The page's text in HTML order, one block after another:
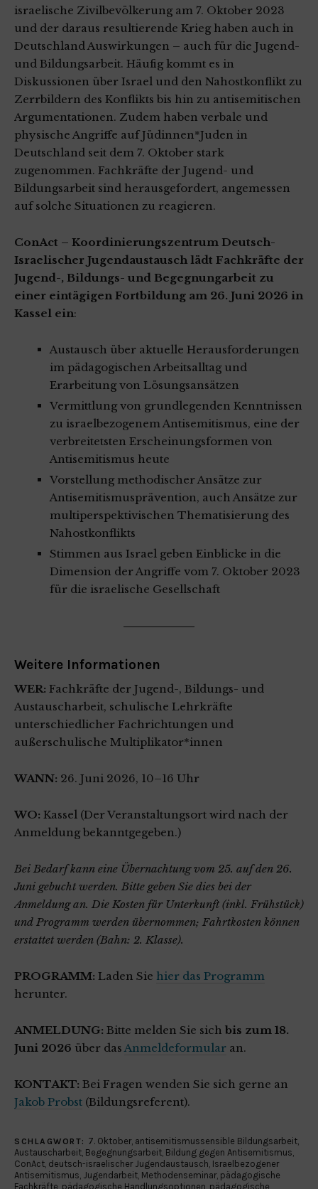
israelische Zivilbevölkerung am 7. Oktober 2023
und der daraus resultierende Krieg haben auch in
Deutschland Auswirkungen – auch für die Jugend-
und Bildungsarbeit. Häufig kommt es in
Diskussionen über Israel und den Nahostkonflikt zu
Zerrbildern des Konflikts bis hin zu antisemitischen
Argumentationen. Zudem haben verbale und
physische Angriffe auf Jüdinnen*Juden in
Deutschland seit dem 7. Oktober stark
zugenommen. Fachkräfte der Jugend- und
Bildungsarbeit sind herausgefordert, angemessen
auf solche Situationen zu reagieren.
ConAct – Koordinierungszentrum Deutsch-
Israelischer Jugendaustausch lädt Fachkräfte der
Jugend-, Bildungs- und Begegnungarbeit zu
einer eintägigen Fortbildung am 26. Juni 2026 in
Kassel ein:
Austausch über aktuelle Herausforderungen
im pädagogischen Arbeitsalltag und
Erarbeitung von Lösungsansätzen
Vermittlung von grundlegenden Kenntnissen
zu israelbezogenem Antisemitismus, eine der
verbreitetsten Erscheinungsformen von
Antisemitismus heute
Vorstellung methodischer Ansätze zur
Antisemitismusprävention, auch Ansätze zur
multiperspektivischen Thematisierung des
Nahostkonflikts
Stimmen aus Israel geben Einblicke in die
Dimension der Angriffe vom 7. Oktober 2023
für die israelische Gesellschaft
Weitere Informationen
WER: Fachkräfte der Jugend-, Bildungs- und
Austauscharbeit, schulische Lehrkräfte
unterschiedlicher Fachrichtungen und
außerschulische Multiplikator*innen
WANN: 26. Juni 2026, 10–16 Uhr
WO: Kassel (Der Veranstaltungsort wird nach der
Anmeldung bekanntgegeben.)
Bei Bedarf kann eine Übernachtung vom 25. auf den 26.
Juni gebucht werden. Bitte geben Sie dies bei der
Anmeldung an. Die Kosten für Unterkunft (inkl. Frühstück)
und Programm werden übernommen; Fahrtkosten können
erstattet werden (Bahn: 2. Klasse).
PROGRAMM: Laden Sie hier das Programm
herunter.
ANMELDUNG: Bitte melden Sie sich bis zum 18.
Juni 2026 über das Anmeldeformular an.
KONTAKT: Bei Fragen wenden Sie sich gerne an
Jakob Probst (Bildungsreferent).
SCHLAGWORT: 7. Oktober, antisemitismussensible Bildungsarbeit
Austauscharbeit Begegnungsarbeit Bildung gegen Antisemitismus
ConAct deutsch-israelischer Jugendaustausch Israelbezogener
Antisemitismus Jugendarbeit Methodenseminar, pädagogische
Fachkräfte pädagogische Handlungsoptionen pädagogische